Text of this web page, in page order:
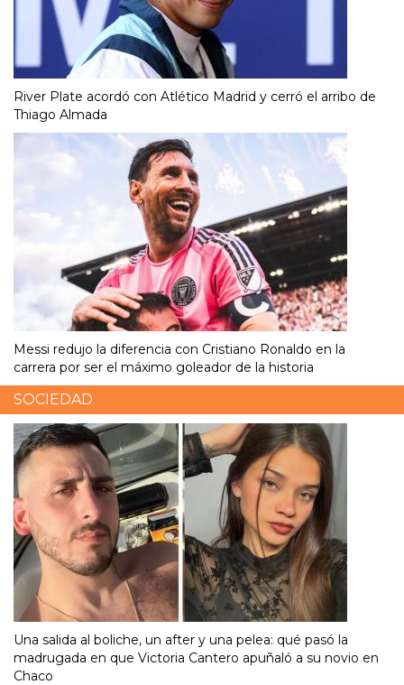
River Plate acordó con Atlético Madrid y cerró el arribo de
Thiago Almada
Messi redujo la diferencia con Cristiano Ronaldo en la
carrera por ser el máximo goleador de la historia
SOCIEDAD
Una salida al boliche, un after y una pelea: qué pasó la
madrugada en que Victoria Cantero apuñaló a su novio en
Chaco